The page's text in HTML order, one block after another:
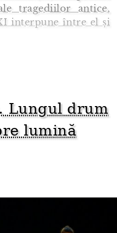
tragediilor antice,
interpune între el și
Lungul drum
lumină